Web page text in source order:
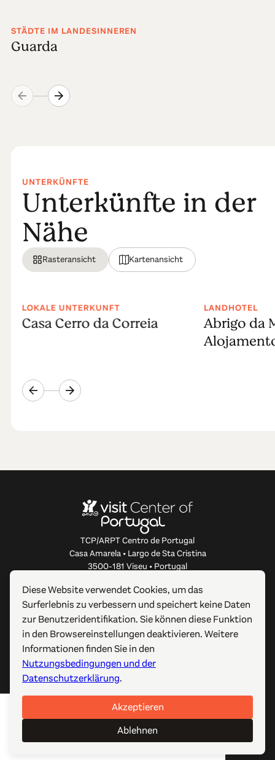
STÄDTE IM LANDESINNEREN
Guarda
UNTERKÜNFTE
Unterkünfte in der
Nähe
Rasteransicht Kartenansicht
LOKALE UNTERKUNFT
Casa Cerro da Correia
LANDHOTEL
Abrigo da
TCP/ARPT Centro de Portugal
Casa Amarela • Largo de Sta Cristina
3500-181 Viseu • Portugal
ÜBER DIESE WEBSITE
NÜTZLICHE LINKS
FOLGEN SIE UNS
© 2012-2026 TCP/ARPT Centro de Portugal. Alle Rechte
GOMO Digital.
Diese Website verwendet Cookies, um das
Surferlebnis zu verbessern und speichert keine Daten
zur Benutzeridentifikation. Sie können diese Funktion
in den Browsereinstellungen deaktivieren. Weitere
Informationen finden Sie in den
Nutzungsbedingungen und der
Datenschutzerklärung.
Akzeptieren
Ablehnen